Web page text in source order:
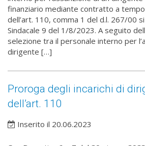
finanziario mediante contratto a
dell’art. 110, comma 1 del d.l. 267/00
Sindacale 9 del 1/8/2023. A seguito
selezione tra il personale interno per
dirigente […]
Proroga degli incarichi di
dell’art. 110
Inserito il 20.06.2023